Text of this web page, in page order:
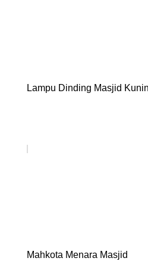
Lampu Dinding Masjid
Mahkota Menara Masjid